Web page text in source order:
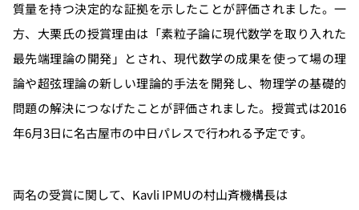
質量を持つ決定的な証拠を示したことが評価されました。一
方、大栗氏の授賞理由は「素粒子論に現代数学を取り入れた
最先端理論の開発」とされ、現代数学の成果を使って場の理
論や超弦理論の新しい理論的手法を開発し、物理学の基礎的
問題の解決につなげたことが評価されました。授賞式は2016
年6月3日に名古屋市の中日パレスで行われる予定です。
両名の受賞に関して、Kavli IPMUの村山斉機構長は